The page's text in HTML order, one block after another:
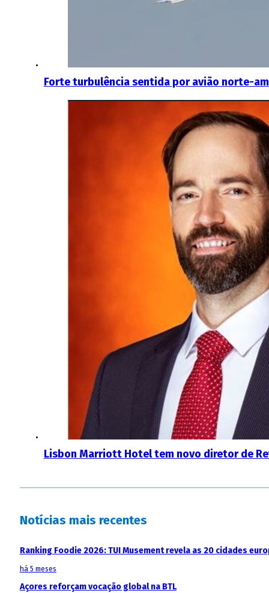
Forte turbulência sentida por avião norte-
Lisbon Marriott Hotel tem novo diretor de
Notícias mais recentes
Ranking Foodie 2026: TUI Musement revela as 20 cidades
há 5 meses
Açores reforçam vocação global na BTL